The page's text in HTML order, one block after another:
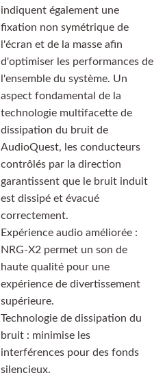
indiquent également une
fixation non symétrique de
l'écran et de la masse afin
d'optimiser les performances de
l'ensemble du système. Un
aspect fondamental de la
technologie multifacette de
dissipation du bruit de
AudioQuest, les conducteurs
contrôlés par la direction
garantissent que le bruit induit
est dissipé et évacué
correctement.
Expérience audio améliorée :
NRG-X2 permet un son de
haute qualité pour une
expérience de divertissement
supérieure.
Technologie de dissipation du
bruit : minimise les
interférences pour des fonds
silencieux.